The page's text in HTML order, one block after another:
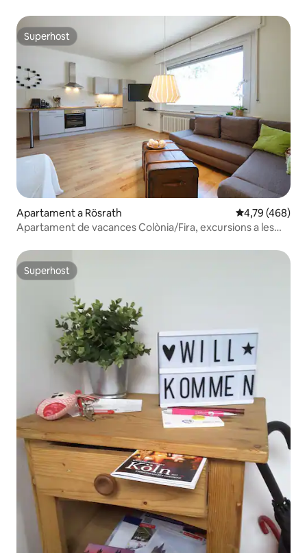
Superhost
Superhost
Apartament a Rösrath 4,79 de
4,79 (468)
Apartament de vacances Colònia/Fira, excursions a les
Superhost
Superhost